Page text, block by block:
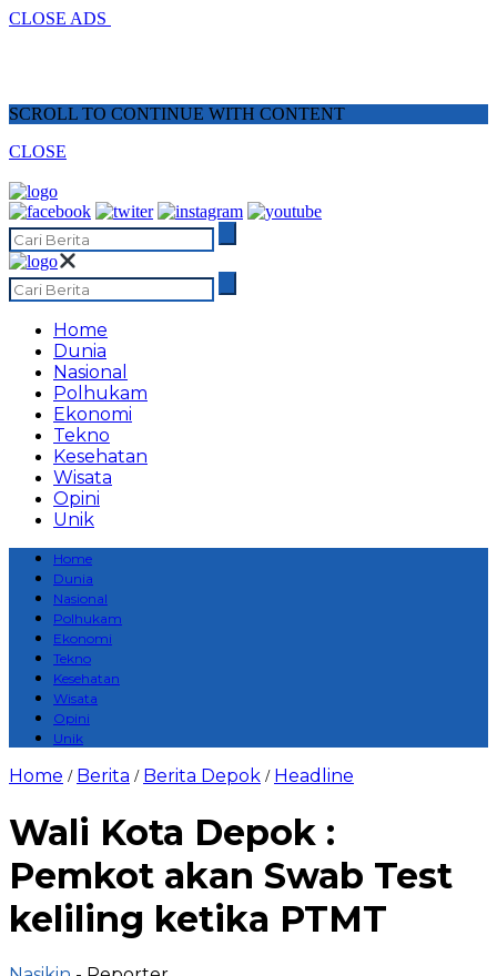
CLOSE ADS
SCROLL TO CONTINUE WITH CONTENT
CLOSE
Home
Dunia
Nasional
Polhukam
Ekonomi
Tekno
Kesehatan
Wisata
Opini
Unik
Home
Dunia
Nasional
Polhukam
Ekonomi
Tekno
Kesehatan
Wisata
Opini
Unik
Home / Berita / Berita Depok / Headline
Wali Kota Depok :
Pemkot akan Swab Test
keliling ketika PTMT